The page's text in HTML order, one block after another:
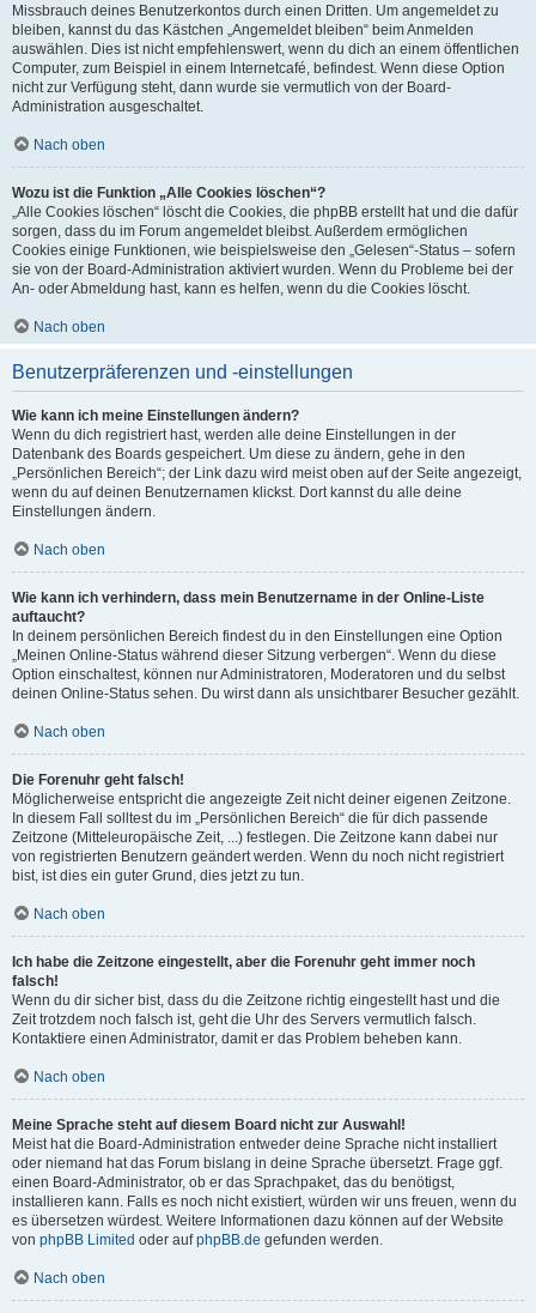
Missbrauch deines Benutzerkontos durch einen Dritten. Um angemeldet zu
bleiben, kannst du das Kästchen „Angemeldet bleiben“ beim Anmelden
auswählen. Dies ist nicht empfehlenswert, wenn du dich an einem öffentlichen
Computer, zum Beispiel in einem Internetcafé, befindest. Wenn diese Option
nicht zur Verfügung steht, dann wurde sie vermutlich von der Board-
Administration ausgeschaltet.
Nach oben
Wozu ist die Funktion „Alle Cookies löschen“?
„Alle Cookies löschen“ löscht die Cookies, die phpBB erstellt hat und die dafür
sorgen, dass du im Forum angemeldet bleibst. Außerdem ermöglichen
Cookies einige Funktionen, wie beispielsweise den „Gelesen“-Status – sofern
sie von der Board-Administration aktiviert wurden. Wenn du Probleme bei der
An- oder Abmeldung hast, kann es helfen, wenn du die Cookies löscht.
Nach oben
Benutzerpräferenzen und -einstellungen
Wie kann ich meine Einstellungen ändern?
Wenn du dich registriert hast, werden alle deine Einstellungen in der
Datenbank des Boards gespeichert. Um diese zu ändern, gehe in den
„Persönlichen Bereich“; der Link dazu wird meist oben auf der Seite angezeigt,
wenn du auf deinen Benutzernamen klickst. Dort kannst du alle deine
Einstellungen ändern.
Nach oben
Wie kann ich verhindern, dass mein Benutzername in der Online-Liste
auftaucht?
In deinem persönlichen Bereich findest du in den Einstellungen eine Option
„Meinen Online-Status während dieser Sitzung verbergen“. Wenn du diese
Option einschaltest, können nur Administratoren, Moderatoren und du selbst
deinen Online-Status sehen. Du wirst dann als unsichtbarer Besucher gezählt.
Nach oben
Die Forenuhr geht falsch!
Möglicherweise entspricht die angezeigte Zeit nicht deiner eigenen Zeitzone.
In diesem Fall solltest du im „Persönlichen Bereich“ die für dich passende
Zeitzone (Mitteleuropäische Zeit, ...) festlegen. Die Zeitzone kann dabei nur
von registrierten Benutzern geändert werden. Wenn du noch nicht registriert
bist, ist dies ein guter Grund, dies jetzt zu tun.
Nach oben
Ich habe die Zeitzone eingestellt, aber die Forenuhr geht immer noch
falsch!
Wenn du dir sicher bist, dass du die Zeitzone richtig eingestellt hast und die
Zeit trotzdem noch falsch ist, geht die Uhr des Servers vermutlich falsch.
Kontaktiere einen Administrator, damit er das Problem beheben kann.
Nach oben
Meine Sprache steht auf diesem Board nicht zur Auswahl!
Meist hat die Board-Administration entweder deine Sprache nicht installiert
oder niemand hat das Forum bislang in deine Sprache übersetzt. Frage ggf.
einen Board-Administrator, ob er das Sprachpaket, das du benötigst,
installieren kann. Falls es noch nicht existiert, würden wir uns freuen, wenn du
es übersetzen würdest. Weitere Informationen dazu können auf der Website
von phpBB Limited oder aufphpBB.de gefunden werden.
Nach oben